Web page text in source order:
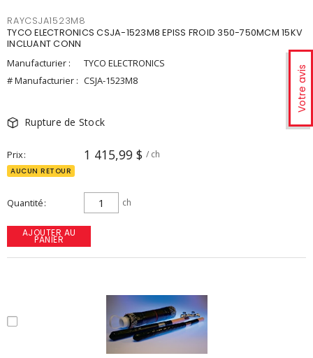
Votre avis
RAYCSJA1523M8
TYCO ELECTRONICS CSJA-1523M8 EPISS FROID 350-750MCM 15KV
INCLUANT CONN
Manufacturier :
TYCO ELECTRONICS
# Manufacturier : CSJA-1523M8
Rupture de Stock
Prix 1 415,99 $ / ch
AUCUN RETOUR
Quantité ch
AJOUTER AU
PANIER